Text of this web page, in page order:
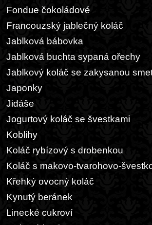
Fondue čokoládové
Francouzský jablečný koláč
Jablková bábovka
Jablková buchta sypaná ořechy
Jablkový koláč se zakysanou
Japonky
Jidáše
Jogurtový koláč se švestkami
Koblihy
Koláč rybízový s drobenkou
Koláč s makovo-tvarohovo-
Křehký ovocný koláč
Kynutý beránek
Linecké cukroví